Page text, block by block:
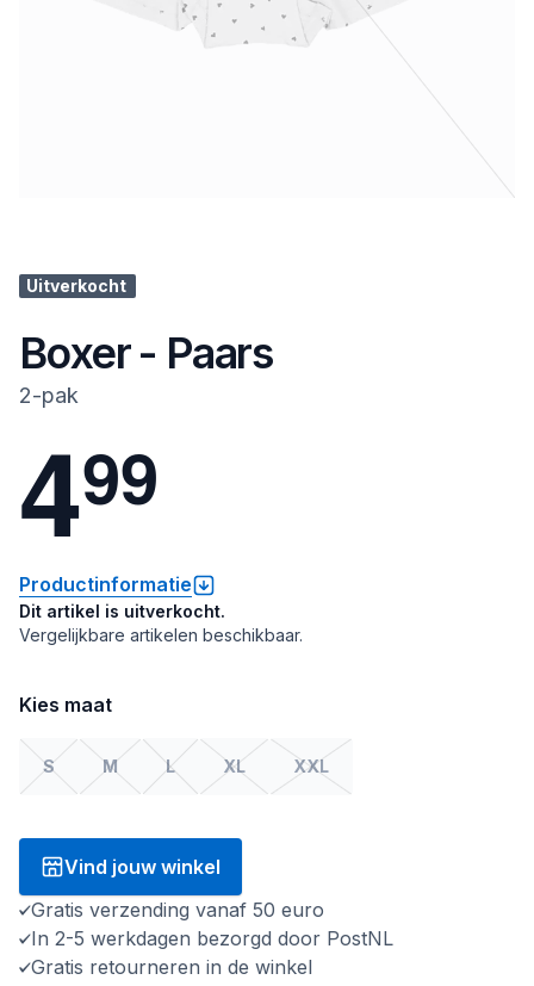
Uitverkocht
Boxer - Paars
2-pak
499
Productinformatie
Dit artikel is uitverkocht.
Vergelijkbare artikelen beschikbaar.
Kies maat
S M L XL XXL
Vind jouw winkel
Gratis verzending vanaf 50 euro
In 2-5 werkdagen bezorgd door PostNL
Gratis retourneren in de winkel